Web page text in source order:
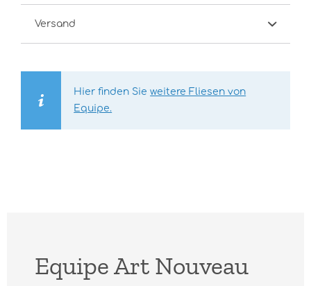
Versand
Hier finden Sieweitere Fliesen von
Equipe.
Equipe Art Nouveau